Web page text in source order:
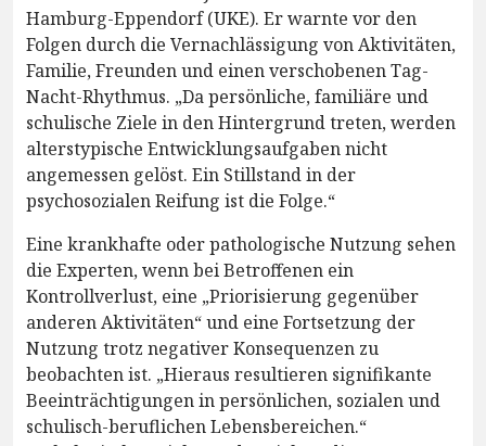
Hamburg-Eppendorf (UKE). Er warnte vor den
Folgen durch die Vernachlässigung von Aktivitäten,
Familie, Freunden und einen verschobenen Tag-
Nacht-Rhythmus. „Da persönliche, familiäre und
schulische Ziele in den Hintergrund treten, werden
alterstypische Entwicklungsaufgaben nicht
angemessen gelöst. Ein Stillstand in der
psychosozialen Reifung ist die Folge.“
Eine krankhafte oder pathologische Nutzung sehen
die Experten, wenn bei Betroffenen ein
Kontrollverlust, eine „Priorisierung gegenüber
anderen Aktivitäten“ und eine Fortsetzung der
Nutzung trotz negativer Konsequenzen zu
beobachten ist. „Hieraus resultieren signifikante
Beeinträchtigungen in persönlichen, sozialen und
schulisch-beruflichen Lebensbereichen.“